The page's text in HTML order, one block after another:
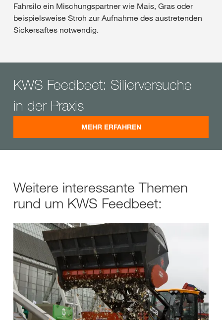
Fahrsilo ein Mischungspartner wie Mais, Gras oder
beispielsweise Stroh zur Aufnahme des austretenden
Sickersaftes notwendig.
KWS Feedbeet: Silierversuche
in der Praxis
MEHR ERFAHREN
Weitere interessante Themen
rund um KWS Feedbeet: